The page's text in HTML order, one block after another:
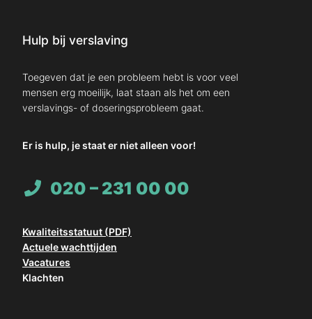
Hulp bij verslaving
Toegeven dat je een probleem hebt is voor veel
mensen erg moeilijk, laat staan als het om een
verslavings- of doseringsprobleem gaat.
Er is hulp, je staat er niet alleen voor!
020 – 231 00 00
Kwaliteitsstatuut (PDF)
Actuele wachttijden
Vacatures
Klachten